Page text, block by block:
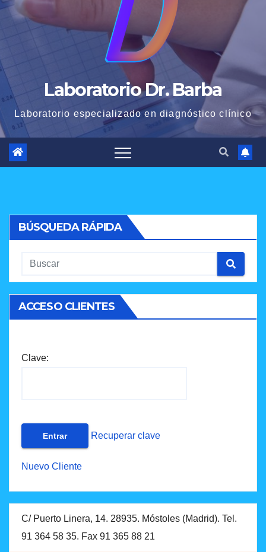
Laboratorio Dr. Barba
Laboratorio especializado en diagnóstico clínico
BÚSQUEDA RÁPIDA
ACCESO CLIENTES
Clave:
Recuperar clave
Nuevo Cliente
C/ Puerto Linera, 14. 28935. Móstoles (Madrid). Tel.
91 364 58 35. Fax 91 365 88 21